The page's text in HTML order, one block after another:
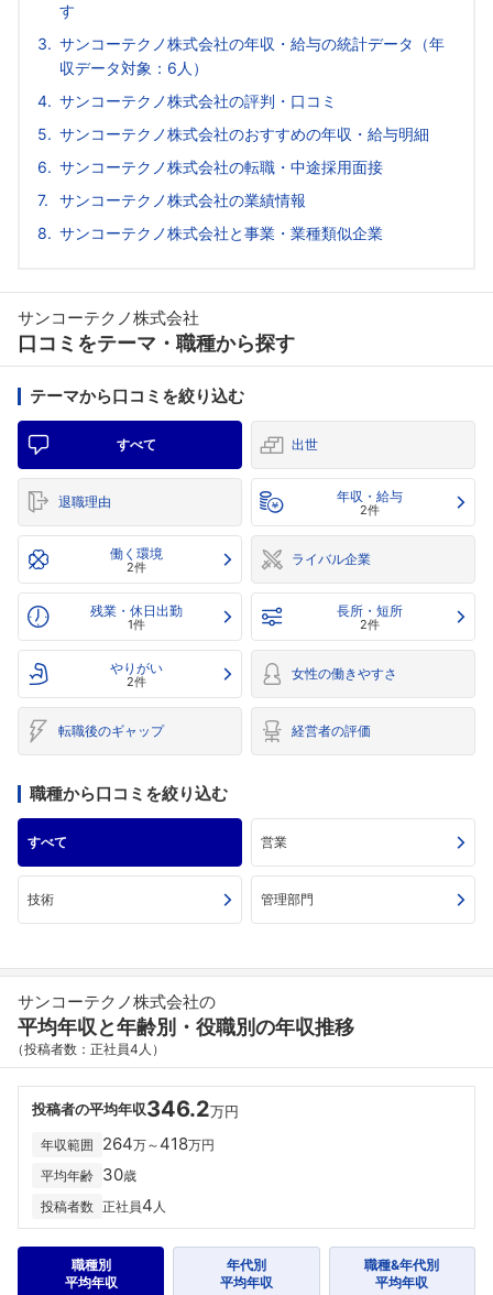
す
サンコーテクノ株式会社の年収・給与の統計データ（年
収データ対象：6人）
サンコーテクノ株式会社の評判・口コミ
サンコーテクノ株式会社のおすすめの年収・給与明細
サンコーテクノ株式会社の転職・中途採用面接
サンコーテクノ株式会社の業績情報
サンコーテクノ株式会社と事業・業種類似企業
サンコーテクノ株式会社
口コミをテーマ・職種から探す
テーマから口コミを絞り込む
すべて 出世
退職理由 年収・給与
2件
働く環境
2件 ライバル企業
残業・休日出勤
1件
長所・短所
2件
やりがい
2件 女性の働きやすさ
転職後のギャップ 経営者の評価
職種から口コミを絞り込む
すべて 営業
技術 管理部門
サンコーテクノ株式会社の
平均年収と年齢別・役職別の年収推移
（投稿者数：正社員4人）
投稿者の平均年収346.2万円
年収範囲 264万～ 418万円
平均年齢 30歳
投稿者数 正社員4 人
職種別
平均年収
年代別
平均年収
職種&年代別
平均年収